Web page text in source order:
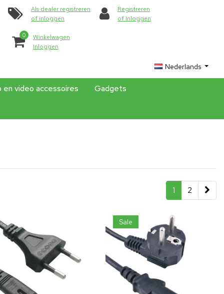
Als dealer registreren
of inloggen
Registreren
of Inloggen
0
Winkelwagen
Inloggen
Nederlands
en video accessoires Gadgets
1 2
Sale